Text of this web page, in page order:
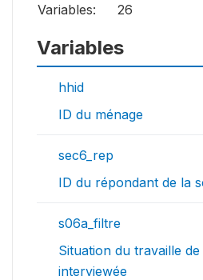
Variables:
26
Variables
hhid
ID du ménage
sec6_rep
ID du répondant de la
s06a_filtre
Situation du travaille
interviewée